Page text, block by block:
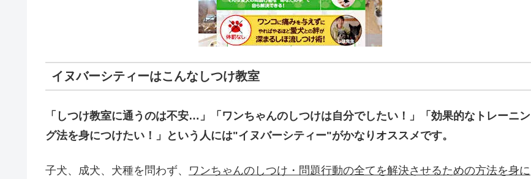
イヌバーシティーはこんなしつけ教室
「しつけ教室に通うのは不安…」「ワンちゃんのしつけは自分でしたい！」「効果的なトレーニン
グ法を身につけたい！」という人には"イヌバーシティー"がかなりオススメです。
子犬、成犬、犬種を問わず、 ワンちゃんのしつけ・問題行動の全てを解決させるための方法を身に